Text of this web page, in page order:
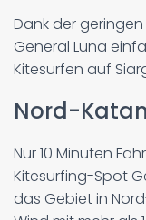
Dank der
General Luna
Kitesurfen auf
Nord-
Nur 10 Minuten
Kitesurfing-Spot
das Gebiet in